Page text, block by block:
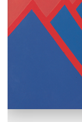
창작과정
나는 항상
그래